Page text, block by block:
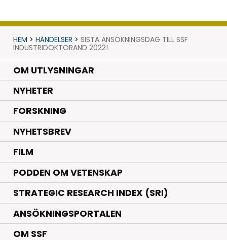
HEM > HÄNDELSER > SISTA ANSÖKNINGSDAG TILL SSF
INDUSTRIDOKTORAND 2022!
OM UTLYSNINGAR
NYHETER.
FORSKNING.
NYHETSBREV
FILM
PODDEN OM VETENSKAP
STRATEGIC RESEARCH INDEX (SRI)
ANSÖKNINGSPORTALEN
OM SSF